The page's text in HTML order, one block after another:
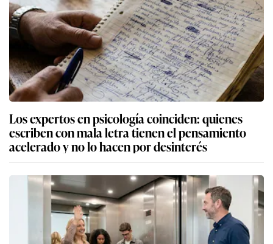
Los expertos en psicología coinciden: quienes
escriben con mala letra tienen el pensamiento
acelerado y no lo hacen por desinterés